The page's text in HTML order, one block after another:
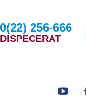
0(22) 256-666
DISPECERAT